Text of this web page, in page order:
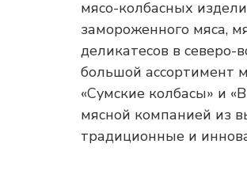
мясо-колбасных
замороженного мяса,
деликатесов в северо-
большой ассортимент
«Сумские колбасы» и
мясной компанией из
традиционные и